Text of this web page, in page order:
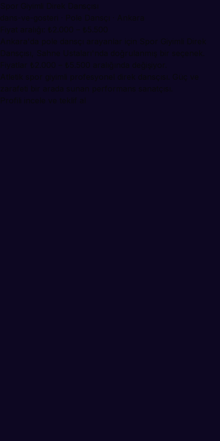
Spor Giyimli Direk Dansçısı
dans-ve-gosteri · Pole Dansçı · Ankara
Fiyat aralığı: ₺2.000 – ₺5.500
Ankara'da pole dansçı arayanlar için Spor Giyimli Direk
Dansçısı, Sahne Ustaları'nda doğrulanmış bir seçenek.
Fiyatlar ₺2.000 – ₺5.500 aralığında değişiyor.
Atletik spor giyimli profesyonel direk dansçısı. Güç ve
zarafeti bir arada sunan performans sanatçısı.
Profili incele ve teklif al